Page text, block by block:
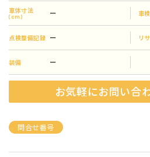
車体寸法
(cm)
ー 車
点検整備記録 ー リ
装備 ー
お気軽にお問い合
問合せ番号